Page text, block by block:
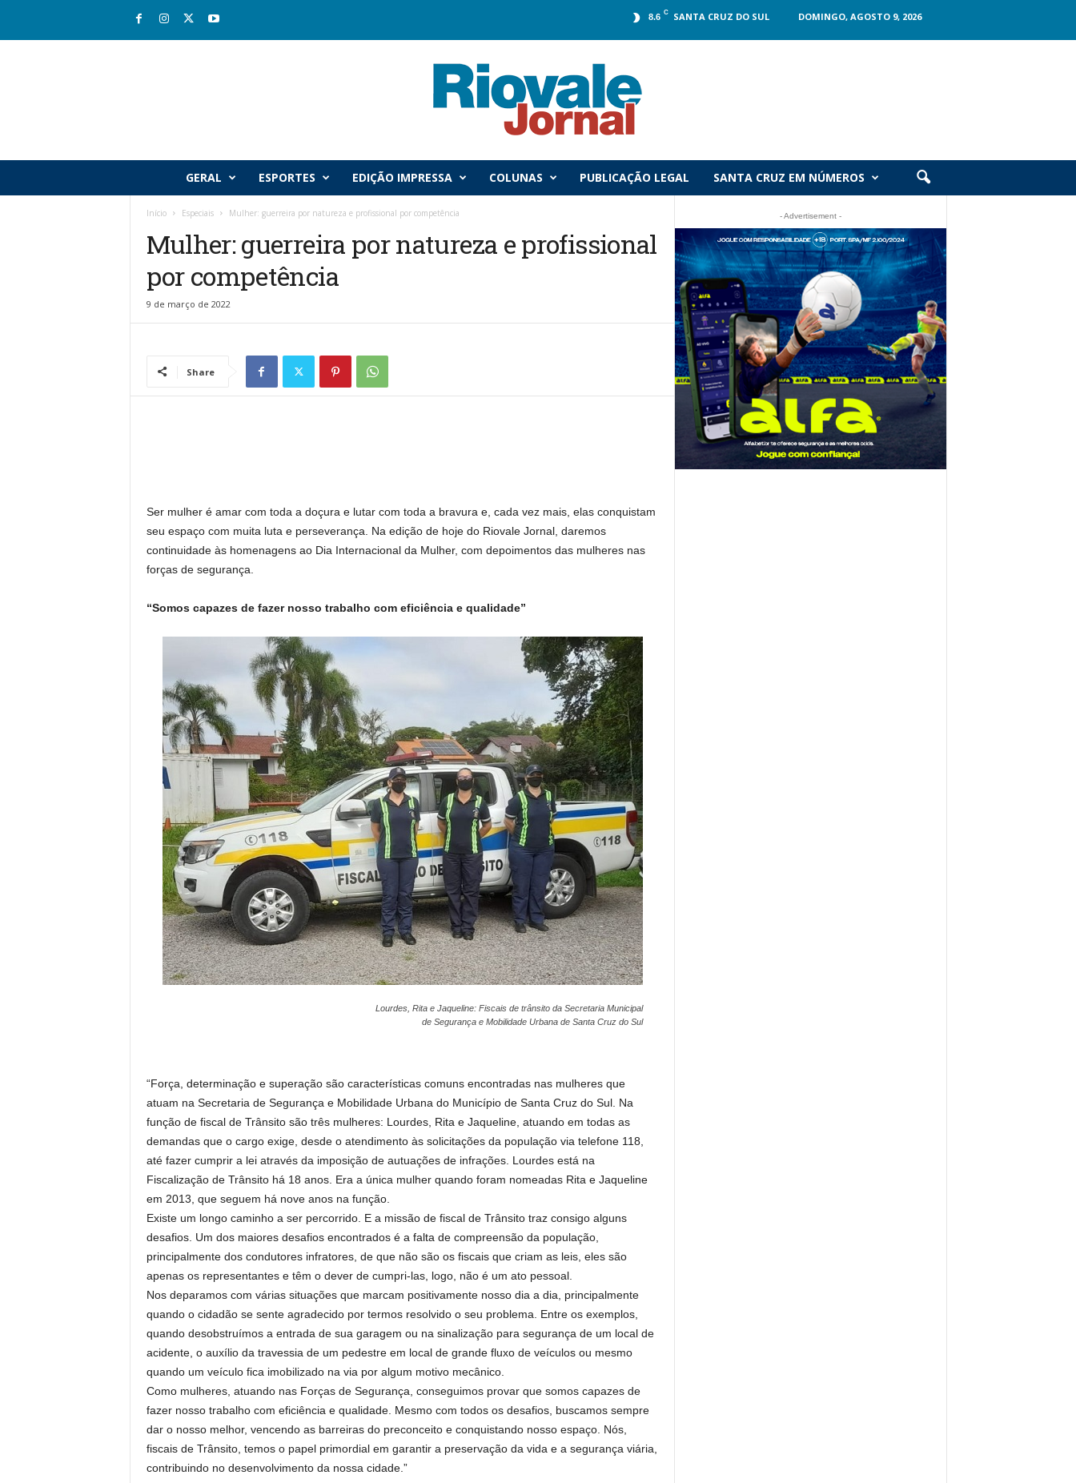
8.6 C SANTA CRUZ DO SUL DOMINGO, AGOSTO 9, 2026
GERAL ESPORTES EDIÇÃO IMPRESSA COLUNAS PUBLICAÇÃO LEGAL SANTA CRUZ EM NÚMEROS
Início Especiais Mulher: guerreira por natureza e profissional por competência
Mulher: guerreira por natureza e profissional
por competência
9 de março de 2022
Share
Ser mulher é amar com toda a doçura e lutar com toda a bravura e, cada vez mais, elas conquistam
seu espaço com muita luta e perseverança. Na edição de hoje do Riovale Jornal, daremos
continuidade às homenagens ao Dia Internacional da Mulher, com depoimentos das mulheres nas
forças de segurança.
“Somos capazes de fazer nosso trabalho com eficiência e qualidade”
Lourdes, Rita e Jaqueline: Fiscais de trânsito da Secretaria Municipal
de Segurança e Mobilidade Urbana de Santa Cruz do Sul
“Força, determinação e superação são características comuns encontradas nas mulheres que
atuam na Secretaria de Segurança e Mobilidade Urbana do Município de Santa Cruz do Sul. Na
função de fiscal de Trânsito são três mulheres: Lourdes, Rita e Jaqueline, atuando em todas as
demandas que o cargo exige, desde o atendimento às solicitações da população via telefone 118,
até fazer cumprir a lei através da imposição de autuações de infrações. Lourdes está na
Fiscalização de Trânsito há 18 anos. Era a única mulher quando foram nomeadas Rita e Jaqueline
em 2013, que seguem há nove anos na função.
Existe um longo caminho a ser percorrido. E a missão de fiscal de Trânsito traz consigo alguns
desafios. Um dos maiores desafios encontrados é a falta de compreensão da população,
principalmente dos condutores infratores, de que não são os fiscais que criam as leis, eles são
apenas os representantes e têm o dever de cumpri-las, logo, não é um ato pessoal.
Nos deparamos com várias situações que marcam positivamente nosso dia a dia, principalmente
quando o cidadão se sente agradecido por termos resolvido o seu problema. Entre os exemplos,
quando desobstruímos a entrada de sua garagem ou na sinalização para segurança de um local de
acidente, o auxílio da travessia de um pedestre em local de grande fluxo de veículos ou mesmo
quando um veículo fica imobilizado na via por algum motivo mecânico.
Como mulheres, atuando nas Forças de Segurança, conseguimos provar que somos capazes de
fazer nosso trabalho com eficiência e qualidade. Mesmo com todos os desafios, buscamos sempre
dar o nosso melhor, vencendo as barreiras do preconceito e conquistando nosso espaço. Nós,
fiscais de Trânsito, temos o papel primordial em garantir a preservação da vida e a segurança viária,
contribuindo no desenvolvimento da nossa cidade.”
- Advertisement -